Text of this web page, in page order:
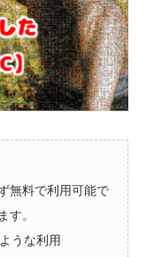
無料で利用可能で
す。
うな利用